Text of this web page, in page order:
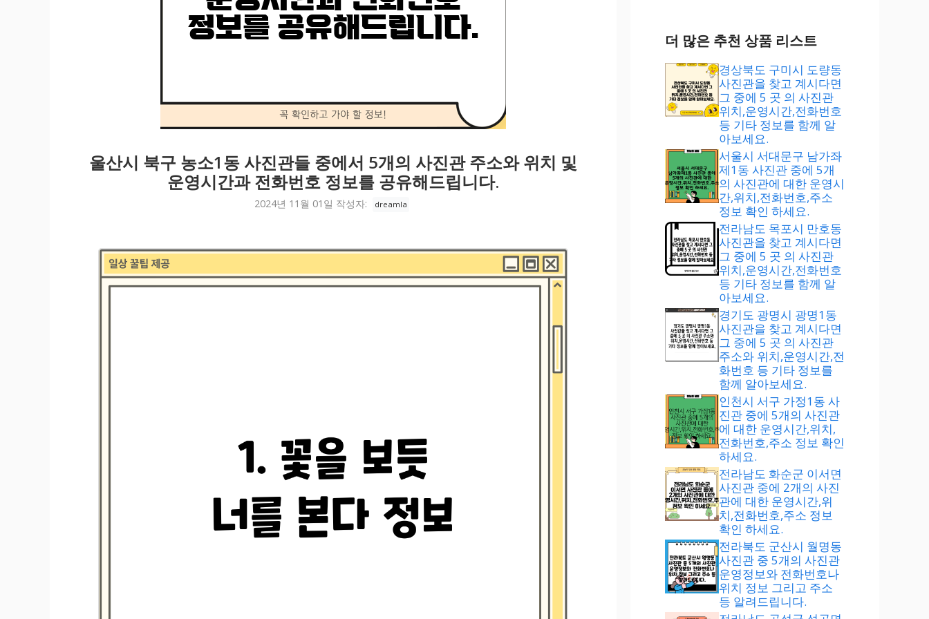
울산시 북구 농소1동 사진관들 중에서 5개의 사진관 주소와 위치 및
운영시간과 전화번호 정보를 공유해드립니다.
2024년 11월 01일 작성자: dreamla
더 많은 추천 상품 리스트
경상북도 구미시 도량동
사진관을 찾고 계시다면
그 중에 5 곳 의 사진관
위치,운영시간,전화번호
등 기타 정보를 함께 알
아보세요.
서울시 서대문구 남가좌
제1동 사진관 중에 5개
의 사진관에 대한 운영시
간,위치,전화번호,주소
정보 확인 하세요.
전라남도 목포시 만호동
사진관을 찾고 계시다면
그 중에 5 곳 의 사진관
위치,운영시간,전화번호
등 기타 정보를 함께 알
아보세요.
경기도 광명시 광명1동
사진관을 찾고 계시다면
그 중에 5 곳 의 사진관
주소와 위치,운영시간,전
화번호 등 기타 정보를
함께 알아보세요.
인천시 서구 가정1동 사
진관 중에 5개의 사진관
에 대한 운영시간,위치,
전화번호,주소 정보 확인
하세요.
전라남도 화순군 이서면
사진관 중에 2개의 사진
관에 대한 운영시간,위
치,전화번호,주소 정보
확인 하세요.
전라북도 군산시 월명동
사진관 중 5개의 사진관
운영정보와 전화번호나
위치 정보 그리고 주소
등 알려드립니다.